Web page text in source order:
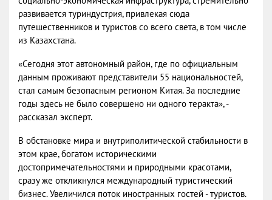
развивается туриндустрия, привлекая сюда
путешественников и туристов со всего света, в том числе
из Казахстана.
«Сегодня этот автономный район, где по официальным
данным проживают представители 55 национальностей,
стал самым безопасным регионом Китая. За последние
годы здесь не было совершено ни одного теракта», -
рассказал эксперт.
В обстановке мира и внутриполитической стабильности в
этом крае, богатом историческими
достопримечательностями и природными красотами,
сразу же откликнулся международный туристический
бизнес. Увеличился поток иностранных гостей - туристов.